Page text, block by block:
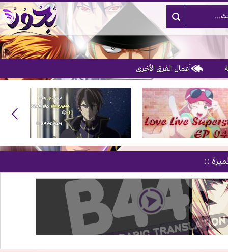
أعمال الفرق الأخرى
::